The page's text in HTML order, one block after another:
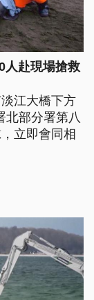
人赴現場搶救
江大橋下方
北部分署第八
立即會同相